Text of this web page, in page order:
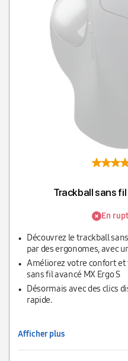
Trackball sans
En
Découvrez le trackball
par des ergonomes, avec
degrés pour moins de
avant-bras.
Améliorez votre confort
sans fil avancé MX Ergo S
Désormais avec des clics
rapide.
Afficher plus